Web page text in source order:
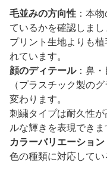
毛並みの方向性 ：本
ているかを確認しまし
プリント生地よりも
れています。
顔のディテール：鼻
（プラスチック製の
変わります。
刺繍タイプは耐久性
ルな輝きを表現できま
カラーバリエーション
色の種類に対応してい